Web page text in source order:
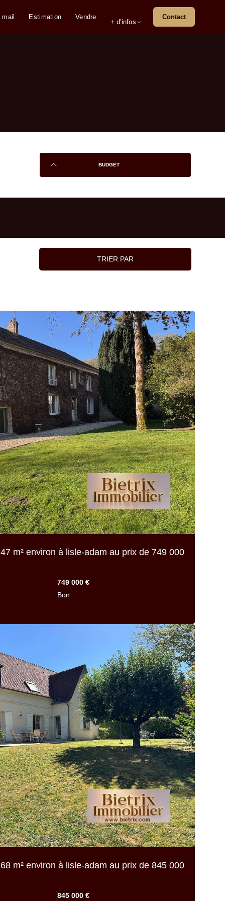
Estimation Vendre
+ d'infos
Contact
BUDGET
TRIER PAR
m² environ à lisle-adam au prix de 749 000
749 000 €
Bon
m² environ à lisle-adam au prix de 845 000
845 000 €